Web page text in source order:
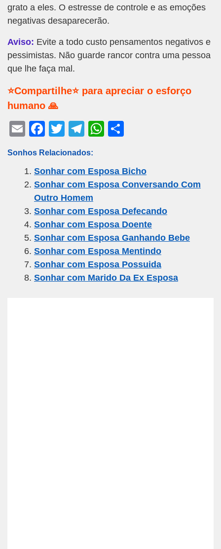
grato a eles. O estresse de controle e as emoções
negativas desaparecerão.
Aviso: Evite a todo custo pensamentos negativos e
pessimistas. Não guarde rancor contra uma pessoa
que lhe faça mal.
⭐Compartilhe⭐ para apreciar o esforço
humano 🙏
E
ail
F
c
e
b
o
o
k
T
tt
er
T
e
gr
a
m
W
s
A
p
p
e
Sonhos Relacionados:
Sonhar com Esposa Bicho
Sonhar com Esposa Conversando Com
Outro Homem
Sonhar com Esposa Defecando
Sonhar com Esposa Doente
Sonhar com Esposa Ganhando Bebe
Sonhar com Esposa Mentindo
Sonhar com Esposa Possuida
Sonhar com Marido Da Ex Esposa